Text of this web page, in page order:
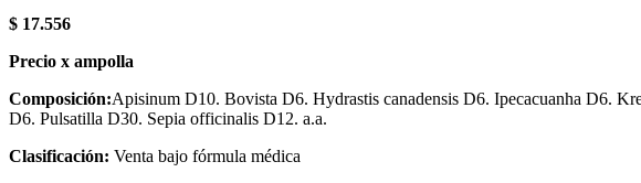
$ 17.556
Precio x ampolla
Composición:Apisinum D10. Bovista D6. Hydrastis canadensis D6. Ipecacuanha D6.
D6. Pulsatilla D30. Sepia officinalis D12. a.a.
Clasificación: Venta bajo fórmula médica